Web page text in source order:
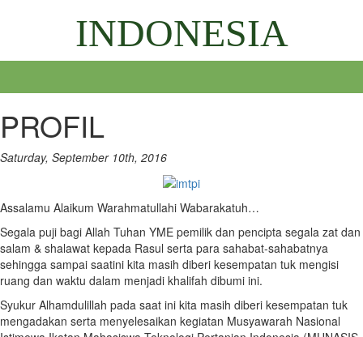
INDONESIA
PROFIL
Saturday, September 10th, 2016
Assalamu Alaikum Warahmatullahi Wabarakatuh…
Segala puji bagi Allah Tuhan YME pemilik dan pencipta segala zat dan
salam & shalawat kepada Rasul serta para sahabat-sahabatnya
sehingga sampai saatini kita masih diberi kesempatan tuk mengisi
ruang dan waktu dalam menjadi khalifah dibumi ini.
Syukur Alhamdulillah pada saat ini kita masih diberi kesempatan tuk
mengadakan serta menyelesaikan kegiatan Musyawarah Nasional